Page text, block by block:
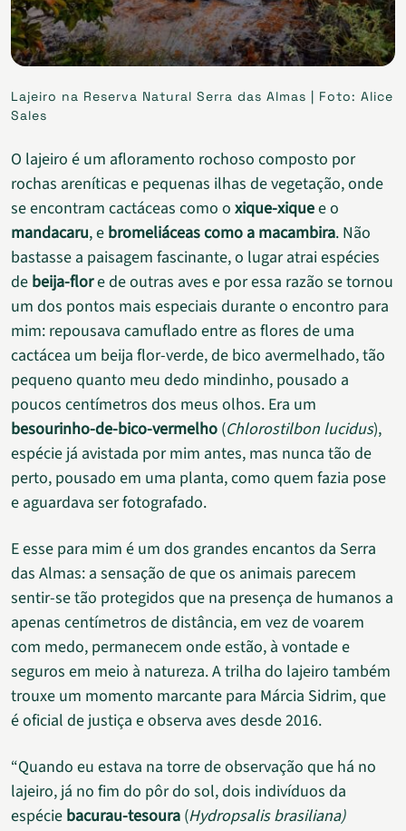
Lajeiro na Reserva Natural Serra das Almas | Foto: Alice
Sales
O lajeiro é um afloramento rochoso composto por
rochas areníticas e pequenas ilhas de vegetação, onde
se encontram cactáceas como o xique-xiquee o
mandacaru, e bromeliáceas como a macambira. Não
bastasse a paisagem fascinante, o lugar atrai espécies
de beija-flore de outras aves e por essa razão se tornou
um dos pontos mais especiais durante o encontro para
mim: repousava camuflado entre as flores de uma
cactácea um beija flor-verde, de bico avermelhado, tão
pequeno quanto meu dedo mindinho, pousado a
poucos centímetros dos meus olhos. Era um
besourinho-de-bico-vermelho (Chlorostilbon lucidus),
espécie já avistada por mim antes, mas nunca tão de
perto, pousado em uma planta, como quem fazia pose
e aguardava ser fotografado.
E esse para mim é um dos grandes encantos da Serra
das Almas: a sensação de que os animais parecem
sentir-se tão protegidos que na presença de humanos a
apenas centímetros de distância, em vez de voarem
com medo, permanecem onde estão, à vontade e
seguros em meio à natureza. A trilha do lajeiro também
trouxe um momento marcante para Márcia Sidrim, que
é oficial de justiça e observa aves desde 2016.
“Quando eu estava na torre de observação que há no
lajeiro, já no fim do pôr do sol, dois indivíduos da
espécie bacurau-tesoura (Hydropsalis brasiliana)